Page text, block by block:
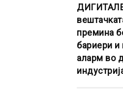
премина
бариери и
аларм во